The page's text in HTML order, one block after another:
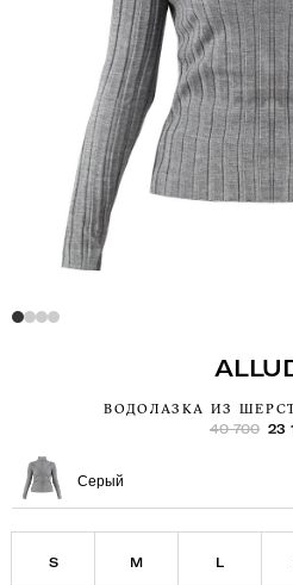
ВОДОЛАЗКА ИЗ
40 700 23
Серый
S M L